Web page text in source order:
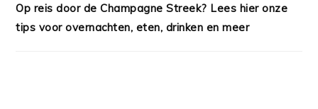
Op reis door de Champagne Streek? Lees hier onze
tips voor overnachten, eten, drinken en meer